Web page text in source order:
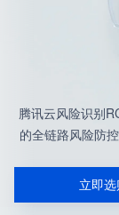
腾讯云风险识别
的全链路风险防
护、广
立即